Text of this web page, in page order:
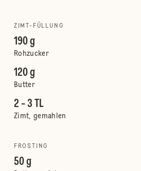
ZIMT-FÜLLUNG
190 g
Rohzucker
120 g
Butter
2 - 3 TL
Zimt, gemahlen
FROSTING
50 g